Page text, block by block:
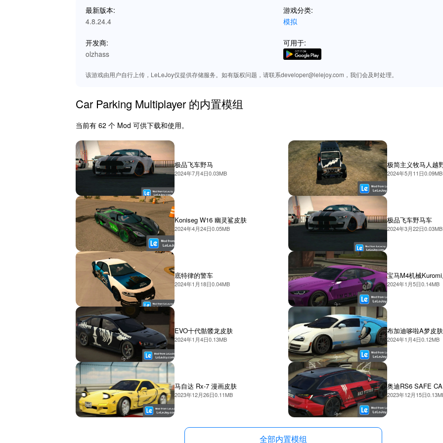
最新版本:
4.8.24.4
游戏分类:
模拟
开发商:
olzhass
可用于:
该游戏由用户自行上传，LeLeJoy仅提供存储服务。如有版权问题，请联系developer@lelejoy.com，我们会及时处理。
Car Parking Multiplayer 的内置模组
当前有 62 个 Mod 可供下载和使用。
极品飞车野马
2024年7月4日0.03MB
极简主义牧马人越
2024年5月11日0.09MB
Koniseg W16 幽灵鲨皮肤
2024年4月24日0.05MB
极品飞车野马车
2024年3月22日0.03MB
底特律的警车
2024年1月18日0.04MB
宝马M4机械
2024年1月5日0.14MB
EVO十代骷髅龙皮肤
2024年1月4日0.13MB
布加迪哆啦A梦皮肤
2024年1月4日0.12MB
马自达 Rx-7 漫画皮肤
2023年12月26日0.11MB
奥迪RS6 SAFE
2023年12月15日
全部内置模组